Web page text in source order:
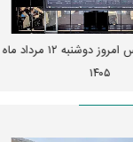
پیش‌بینی بورس امروز دوشنبه ۱۲ مرداد ماه
۱۴۰۵